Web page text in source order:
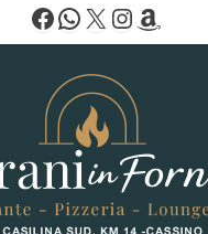
Facebook
WhatsApp
X Instagram
Amazon